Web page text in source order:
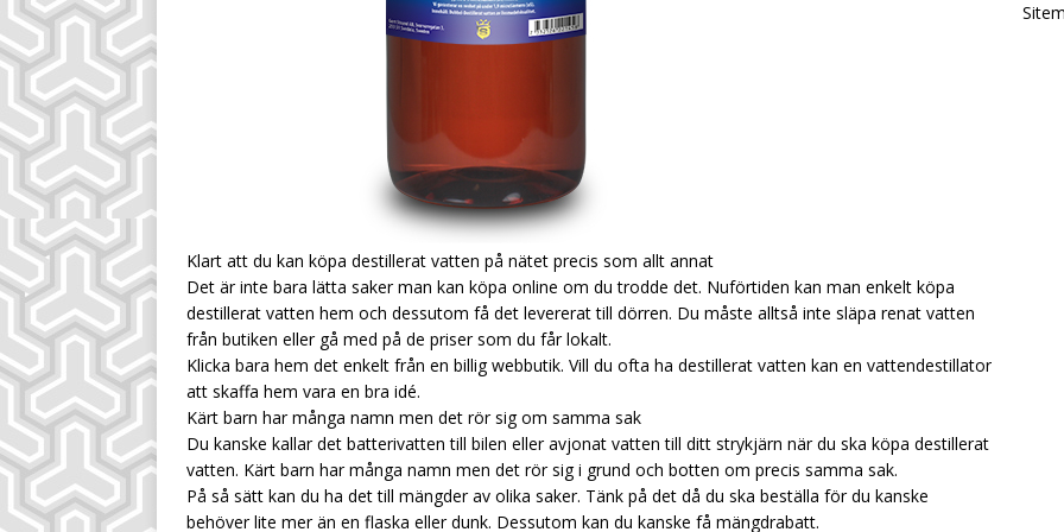
Klart att du kan köpa destillerat vatten på nätet precis som allt annat
Det är inte bara lätta saker man kan köpa online om du trodde det. Nuförtiden kan man enkelt köpa
destillerat vatten hem och dessutom få det levererat till dörren. Du måste alltså inte släpa renat vatten
från butiken eller gå med på de priser som du får lokalt.
Klicka bara hem det enkelt från en billig webbutik. Vill du ofta ha destillerat vatten kan en vattendestillator
att skaffa hem vara en bra idé.
Kärt barn har många namn men det rör sig om samma sak
Du kanske kallar det batterivatten till bilen eller avjonat vatten till ditt strykjärn när du ska köpa destillerat
vatten. Kärt barn har många namn men det rör sig i grund och botten om precis samma sak.
På så sätt kan du ha det till mängder av olika saker. Tänk på det då du ska beställa för du kanske
behöver lite mer än en flaska eller dunk. Dessutom kan du kanske få mängdrabatt.